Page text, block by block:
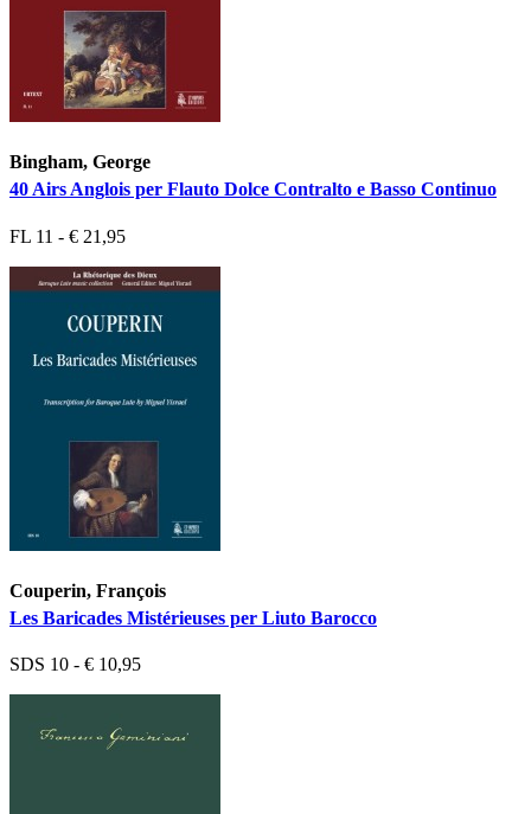
Bingham, George
40 Airs Anglois per Flauto Dolce Contralto e Basso Continuo
FL 11 - € 21,95
Couperin, François
Les Baricades Mistérieuses per Liuto Barocco
SDS 10 - € 10,95